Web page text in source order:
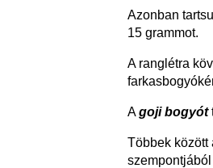
Azonban
15 grammot.
A ranglétra
Agoji bogyót
Többek között